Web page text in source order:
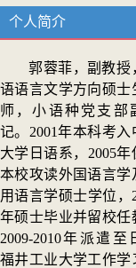
个人简介
郭蓉菲，副教授
语语言文学方向硕士
师，小语种党支部
记。2001年本科考入
大学日语系，2005年
本校攻读外国语言学
用语言学硕士学位，
年硕士毕业并留校任
2009-2010年派遣至
福井工业大学工作学